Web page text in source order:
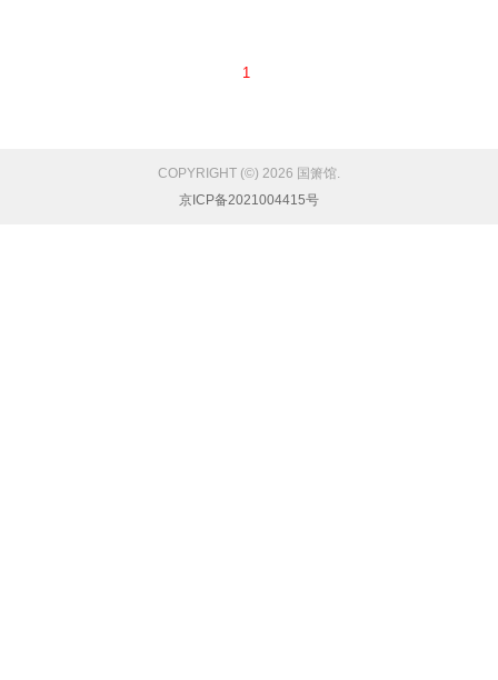
1
COPYRIGHT (©) 2026 国箫馆.
京ICP备2021004415号